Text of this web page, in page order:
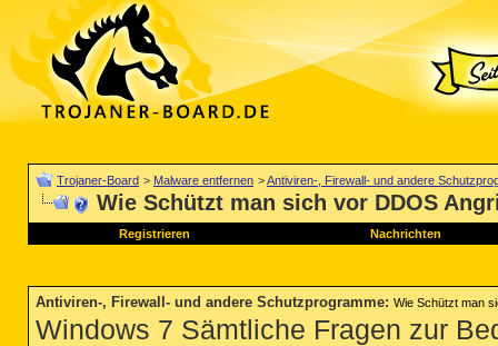
Trojaner-Board > Malware entfernen >Antiviren-, Firewall- und andere
Wie Schützt man sich vor DDOS
Registrieren Nachrichten
Antiviren-, Firewall- und andere Schutzprogramme: Wie Schützt man
Windows 7 Sämtliche Fragen zur